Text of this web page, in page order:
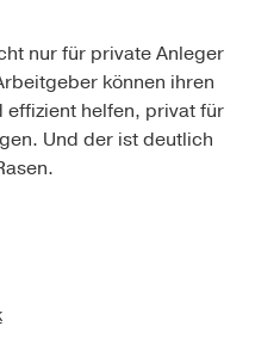
nur für private Anleger
können ihren
helfen, privat für
Und der ist deutlich